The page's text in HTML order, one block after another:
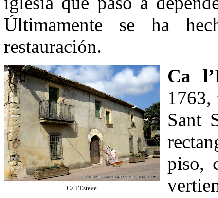
Últimamente se ha
restauración.
Ca l’Esteve
Ca
1763,
Sant
piso,